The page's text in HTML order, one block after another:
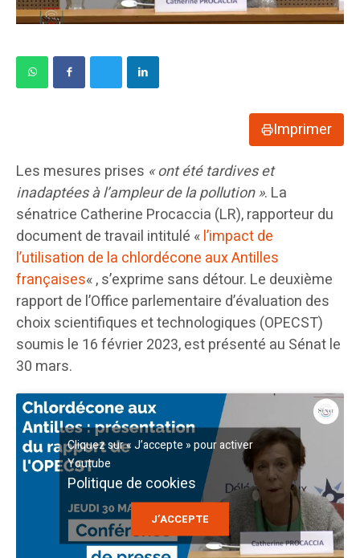
Imprimer
Les mesures prises « ont été tardives et
inadaptées à l’ampleur de la pollution ». La
sénatrice Catherine Procaccia (LR), rapporteur du
document de travail intitulé «l’impact de
l’utilisation de la chlordécone aux Antilles
françaises« , s’exprime sans détour. Le deuxième
rapport de l’Office parlementaire d’évaluation des
choix scientifiques et technologiques (OPECST)
soumis le 16 février 2023, est présenté au Sénat le
30 mars.
Cliquez sur « J’accepte » pour activer
Youtube
Politique de cookies
J’ACCEPTE